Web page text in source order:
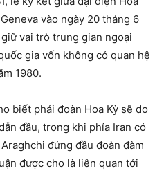
vào ngày 20 tháng 6
vai trò trung gian ngoại
gia vốn không có quan hệ
1980.
biết phái đoàn Hoa Kỳ sẽ do
đầu, trong khi phía Iran có
đứng đầu đoàn đàm
được cho là liên quan tới